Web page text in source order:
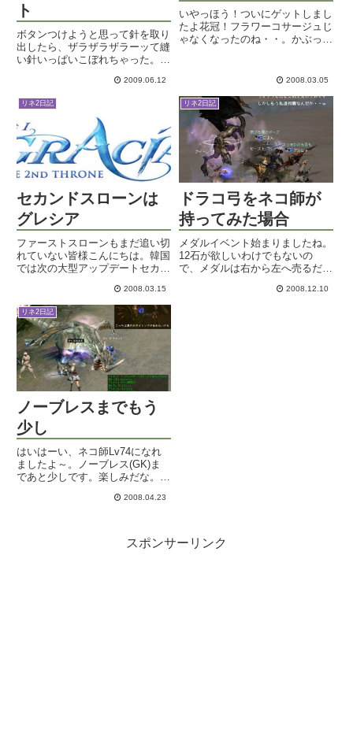
ト
ボタンつけようと思って針を取り
出したら、ザラザラザラーッて縫
い針いっぱいこぼれちゃった。う
リ ア ル 麻 痺 。久しぶり
に脳裏にサボテンダーの針千本映
像なんかがチラつきます。全部拾
い終わってもまだ怖い。座った
瞬...
2009.06.12
いやっほう！ついにゲットしまし
たよ花冠！フラワーコサージュじ
ゃなくなったのね・・。かぶって
いなのも垂れてるし。アップなら
引きにすると髪の毛がピンクな
の...
2008.03.05
リネ2日記
セカンドスローンは
グレシア
ファーストスローンもまだ追い切
れていない皆様こんにちは。韓国
では次の大型アップデートセカン
今度は未知の大陸グレシアが実装
される模様。大型飛行船に乗って
向かう場所のようです。イメージ
としては天空に浮かんでいる大
陸...
2008.03.15
リネ2日記
ドラコ弓をネコ師が
持ってみた場合
メダルイベント始まりましたね。
12石が欲しいわけでもないの
で、メダルは右から左へ売るだけ
の増えるボーナスイベントです
2008.12.10
リネ2日記
ノーブレスまでもう
少し
はいはーい、ネコ師Lv74になれ
ましたよ～。ノーブレス(GK)ま
であと少しです。楽しみだな。ス
ってみようと思っていた場所が。
入り口のゾンビは少々カタイ...
2008.04.23
スポンサーリンク